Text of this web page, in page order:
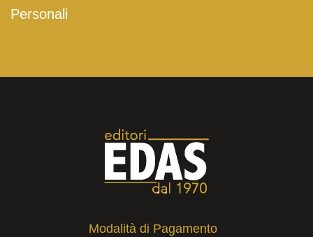
Personali
Modalità di Pagamento